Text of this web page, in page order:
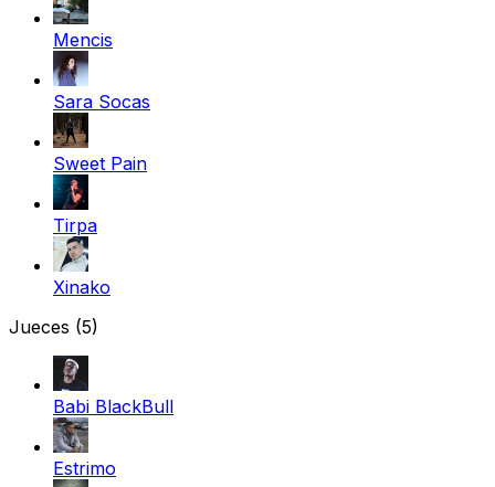
Mencis
Sara Socas
Sweet Pain
Tirpa
Xinako
Jueces (5)
Babi BlackBull
Estrimo